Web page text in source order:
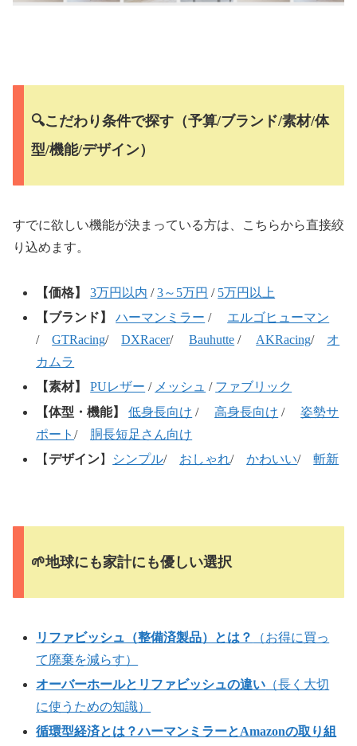
🔍こだわり条件で探す（予算/ブランド/素材/体
型/機能/デザイン）
すでに欲しい機能が決まっている方は、こちらから直接絞
り込めます。
【価格】 3万円以内 /3～5万円 / 5万円以上
【ブランド】
ハーマンミラー / エルゴヒューマン
/GTRacing/DXRacer/Bauhutte / AKRacing/ オ
カムラ
【素材】
PUレザー / メッシュ / ファブリック
【体型・機能】
低身長向け /高身長向け /姿勢サ
ポート/
胴長短足さん向け
【 デザイン】 シンプル/ おしゃれ/かわいい/斬新
🌱地球にも家計にも優しい選択
リファビッシュ（整備済製品）とは？
（お得に買っ
て廃棄を減らす）
オーバーホールとリファビッシュの違い （長く大切
に使うための知識）
循環型経済とは？ハーマンミラーとAmazonの取り組